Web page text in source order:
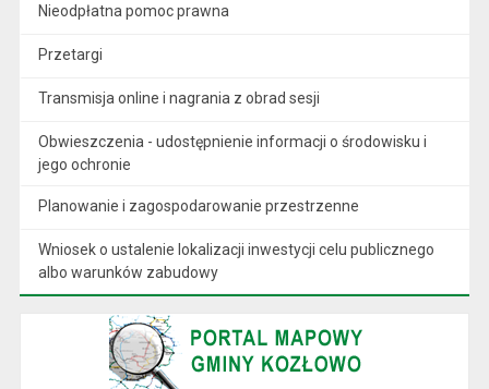
Nieodpłatna pomoc prawna
Przetargi
Transmisja online i nagrania z obrad sesji
Obwieszczenia - udostępnienie informacji o środowisku i
jego ochronie
Planowanie i zagospodarowanie przestrzenne
Wniosek o ustalenie lokalizacji inwestycji celu publicznego
albo warunków zabudowy